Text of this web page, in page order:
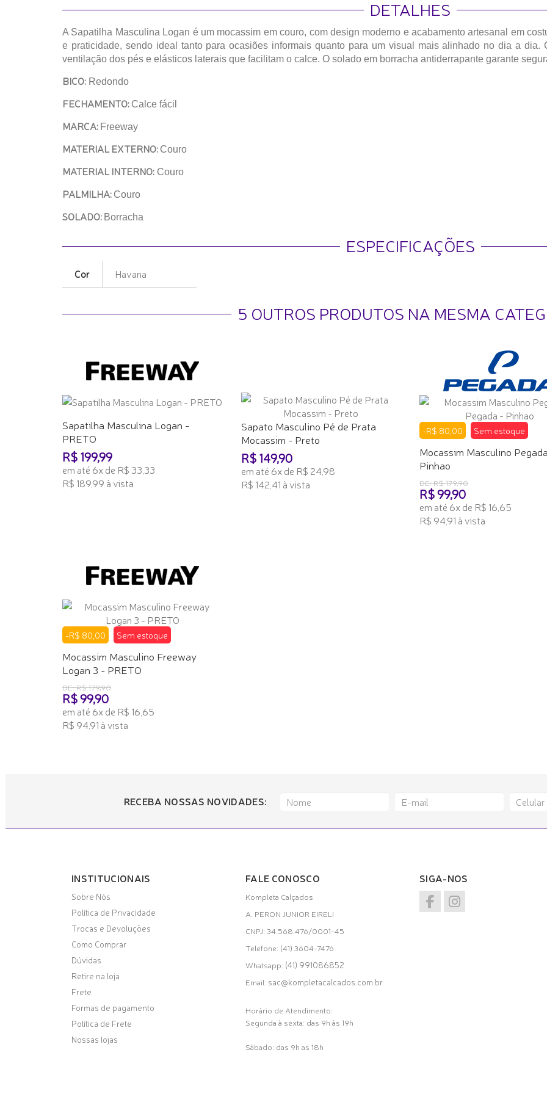
DETALHES
A Sapatilha Masculina Logan é um mocassim em couro, com design moderno e acabamento artesanal em
e praticidade, sendo ideal tanto para ocasiões informais quanto para um visual mais alinhado no dia a dia.
ventilação dos pés e elásticos laterais que facilitam o calce. O solado em borracha antiderrapante garante
BICO: Redondo
FECHAMENTO: Calce fácil
MARCA: Freeway
MATERIAL EXTERNO: Couro
MATERIAL INTERNO: Couro
PALMILHA: Couro
SOLADO: Borracha
ESPECIFICAÇÕES
Cor Havana
5 OUTROS PRODUTOS NA MESMA
Sapatilha Masculina Logan -
PRETO
R$ 199,99
em até 6x de R$ 33,33
R$ 189,99 à vista
Sapato Masculino Pé de Prata
Mocassim - Preto
R$ 149,90
em até 6x de R$ 24,98
R$ 142,41 à vista
-R$ 80,00 Sem estoque
Mocassim Masculino
Pinhao
DE: R$ 179,90
R$ 99,90
em até 6x de R$ 16,65
R$ 94,91 à vista
-R$ 80,00 Sem estoque
Mocassim Masculino Freeway
Logan 3 - PRETO
DE: R$ 179,90
R$ 99,90
em até 6x de R$ 16,65
R$ 94,91 à vista
RECEBA NOSSAS NOVIDADES:
INSTITUCIONAIS
Sobre Nós
Política de Privacidade
Trocas e Devoluções
Como Comprar
Dúvidas
Retire na loja
Frete
Formas de pagamento
Política de Frete
Nossas lojas
FALE CONOSCO
Kompleta Calçados
A. PERON JUNIOR EIRELI
CNPJ: 34.568.476/0001-45
Telefone: (41) 3604-7476
Whatsapp: (41) 991086852
Email: sac@kompletacalcados.com.br
Horário de Atendimento:
Segunda à sexta: das 9h às 19h
Sábado: das 9h as 18h
SIGA-NOS